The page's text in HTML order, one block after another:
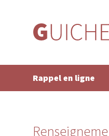
Rappel en ligne